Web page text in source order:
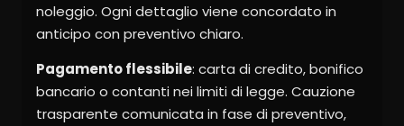
noleggio. Ogni dettaglio viene concordato in
anticipo con preventivo chiaro.
Pagamento flessibile: carta di credito, bonifico
bancario o contanti nei limiti di legge. Cauzione
trasparente comunicata in fase di preventivo,